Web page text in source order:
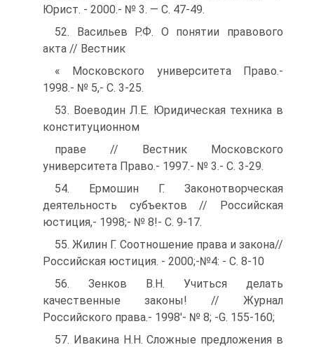
Юрист. - 2000.- № 3. — С. 47-49.
52. Васильев Р.Ф. О понятии правового
акта // Вестник
« Московского университета Право.-
1998.- № 5,- С. 3-25.
53. Воеводин Л.Е. Юридическая техника в
конституционном
праве // Вестник Московского
университета Право.- 1997.- № 3.- С. 3-29.
54. Ермошин Г. Законотворческая
деятельность субъектов // Российская
юстиция,- 1998;- № 8!- С. 9-17.
55. Жилин Г. Соотношение права и закона//
Российская юстиция. - 2000;-№4: - С. 8-10
56. Зенков В.Н. Учиться делать
качественные законы! // Журнал
Российского права.- 1998'- № 8; -G. 155-160;
57. Ивакина Н.Н. Сложные предложения в